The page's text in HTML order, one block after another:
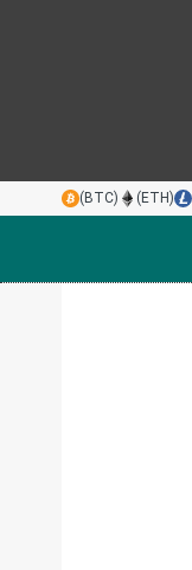
(BTC) (ETH)